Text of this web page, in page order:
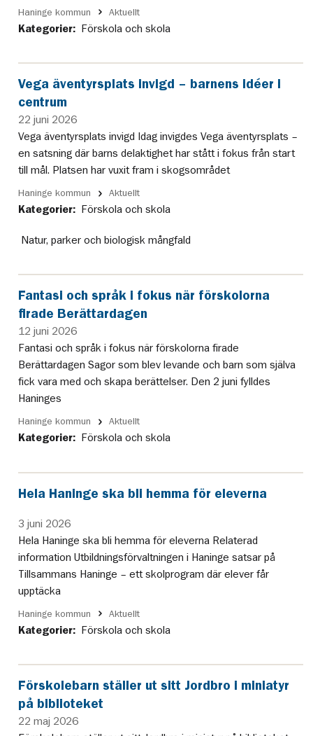
Haninge kommun Aktuellt
Kategorier: Förskola och skola
Vega äventyrsplats invigd – barnens idéer i
centrum
22 juni 2026
Vega äventyrsplats invigd Idag invigdes Vega äventyrsplats –
en satsning där barns delaktighet har stått i fokus från start
till mål. Platsen har vuxit fram i skogsområdet
Haninge kommun Aktuellt
Kategorier: Förskola och skola
Natur, parker och biologisk mångfald
Fantasi och språk i fokus när förskolorna
firade Berättardagen
12 juni 2026
Fantasi och språk i fokus när förskolorna firade
Berättardagen Sagor som blev levande och barn som själva
fick vara med och skapa berättelser. Den 2 juni fylldes
Haninges
Haninge kommun Aktuellt
Kategorier: Förskola och skola
Hela Haninge ska bli hemma för eleverna
3 juni 2026
Hela Haninge ska bli hemma för eleverna Relaterad
information Utbildningsförvaltningen i Haninge satsar på
Tillsammans Haninge – ett skolprogram där elever får
upptäcka
Haninge kommun Aktuellt
Kategorier: Förskola och skola
Förskolebarn ställer ut sitt Jordbro i miniatyr
på biblioteket
22 maj 2026